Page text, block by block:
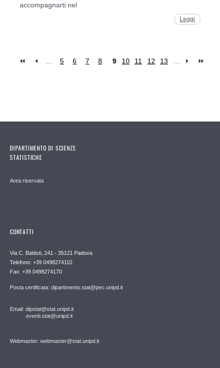
accompagnarti nel
Leggi
5 6 7 8 9 10 11 12 13
DIPARTIMENTO DI SCIENZE
STATISTICHE
Area riservata
CONTATTI
Via C. Battisti, 241 - 35121 Padova
Telefono: +39 0498274110
Fax: +39 0498274170
Posta certificata: dipartimento.stat@pec.unipd.it
Email: dipstat@stat.unipd.it
eventi.stat@unipd.it
Webmaster: webmaster@stat.unipd.it